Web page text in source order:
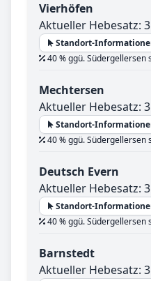
Vierhöfen
Aktueller Hebesatz:
Standort-
40 % ggü. Südergellersen
Mechtersen
Aktueller Hebesatz:
Standort-
40 % ggü. Südergellersen
Deutsch Evern
Aktueller Hebesatz:
Standort-
40 % ggü. Südergellersen
Barnstedt
Aktueller Hebesatz: